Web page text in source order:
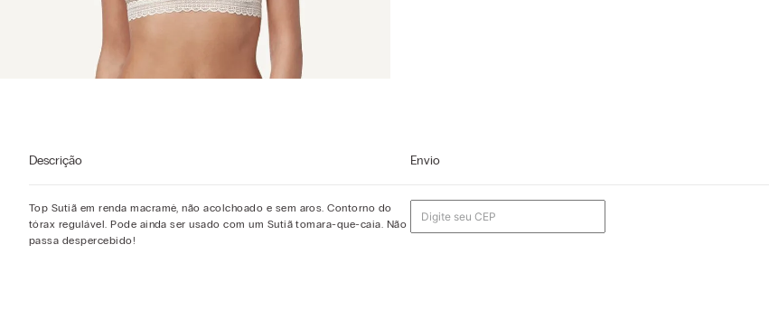
Descrição
Top Sutiã em renda macramè, não acolchoado e sem aros. Contorno do
tórax regulável. Pode ainda ser usado com um Sutiã tomara-que-caia. Não
passa despercebido!
Envio